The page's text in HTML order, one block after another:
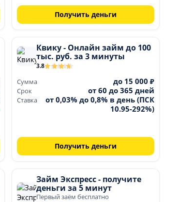
Получить деньги
Квику - Онлайн займ до 100
тыс. руб. за 3 минуты
3.8
Сумма до 15 000 ₽
Срок от 60 до 365 дней
Ставка
от 0,03% до 0,8% в день (ПСК
10.95-292%)
Получить деньги
Займ Экспресс - получите
деньги за 5 минут
Первый заём бесплатно